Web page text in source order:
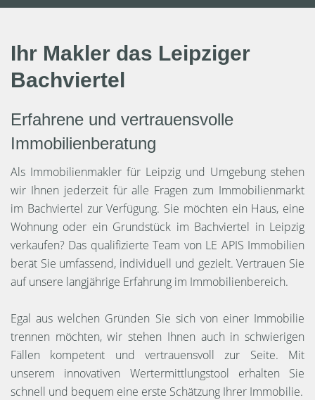
Ihr Makler das Leipziger
Bachviertel
Erfahrene und vertrauensvolle
Immobilienberatung
Als Immobilienmakler für Leipzig und Umgebung stehen
wir Ihnen jederzeit für alle Fragen zum Immobilienmarkt
im Bachviertel zur Verfügung. Sie möchten ein Haus, eine
Wohnung oder ein Grundstück im Bachviertel in Leipzig
verkaufen? Das qualifizierte Team von LE APIS Immobilien
berät Sie umfassend, individuell und gezielt. Vertrauen Sie
auf unsere langjährige Erfahrung im Immobilienbereich.
Egal aus welchen Gründen Sie sich von einer Immobilie
trennen möchten, wir stehen Ihnen auch in schwierigen
Fällen kompetent und vertrauensvoll zur Seite. Mit
unserem innovativen Wertermittlungstool erhalten Sie
schnell und bequem eine erste Schätzung Ihrer Immobilie.